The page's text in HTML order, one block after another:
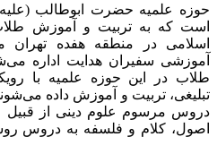
حوزه علمیه حضرت ابوطالب
است که به تربیت و آموزش
اسلامی در منطقه هفده تهران
آموزشی سفیران هدایت اداره
طلاب در این حوزه علمیه با
تبلیغی، تربیت و آموزش داده
دروس مرسوم علوم دینی از قبیل
اصول، کلام و فلسفه به دروس